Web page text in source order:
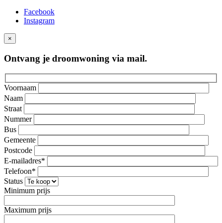
Facebook
Instagram
×
Ontvang je droomwoning via mail.
Voornaam
Naam
Straat
Nummer
Bus
Gemeente
Postcode
E-mailadres*
Telefoon*
Status
Minimum prijs
Maximum prijs